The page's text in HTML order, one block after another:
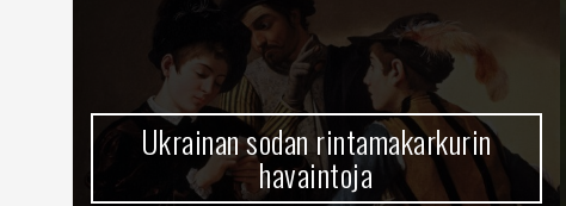
Ukrainan sodan rintamakarkurin
havaintoja